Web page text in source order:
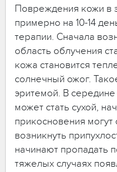
Повреждения кожи в
примерно на 10-14
терапии. Сначала
область облучения
кожа становится
солнечный ожог.
эритемой. В
может стать сухой,
прикосновения
возникнуть
начинают пропадать
тяжелых случаях